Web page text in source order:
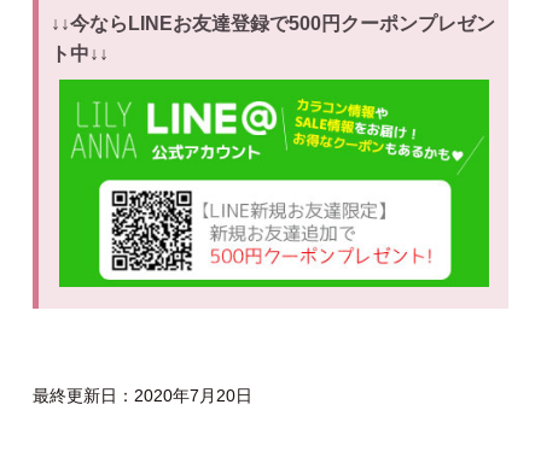
↓↓今ならLINEお友達登録で500円クーポンプレゼン
ト中↓↓
最終更新日：2020年7月20日